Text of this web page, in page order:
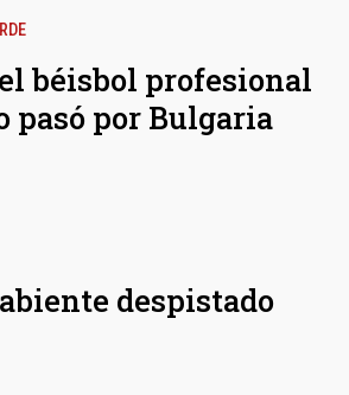
béisbol profesional
pasó por Bulgaria
despistado